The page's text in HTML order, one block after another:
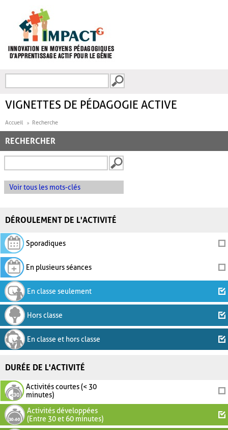
FORMULAIRE DE
VIGNETTES DE PÉDAGOGIE ACTIVE
Accueil Recherche
RECHERCHER
Voir tous les mots-clés
DÉROULEMENT DE L'ACTIVITÉ
Sporadiques
En plusieurs séances
En classe seulement
Hors classe
En classe et hors classe
DURÉE DE L'ACTIVITÉ
Activités courtes (< 30
minutes)
Activités développées
(Entre 30 et 60 minutes)